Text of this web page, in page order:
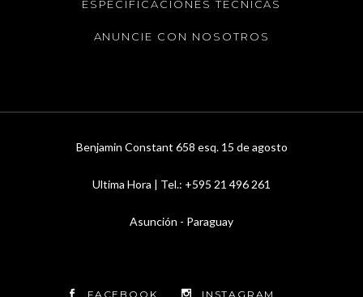
ESPECIFICACIONES TÉCNICAS
ANUNCIE CON NOSOTROS
Benjamin Constant 658 esq. 15 de agosto
Ultima Hora | Tel.: +595 21 496 261
Asunción - Paraguay
FACEBOOK INSTAGRAM